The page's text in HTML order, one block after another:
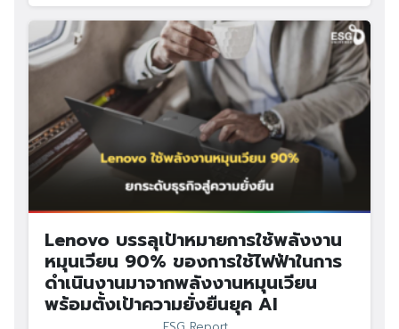
Lenovo บรรลุเป้าหมายการใช้พลังงาน
หมุนเวียน 90% ของการใช้ไฟฟ้าในการ
ดำเนินงานมาจากพลังงานหมุนเวียน
พร้อมตั้งเป้าความยั่งยืนยุค AI